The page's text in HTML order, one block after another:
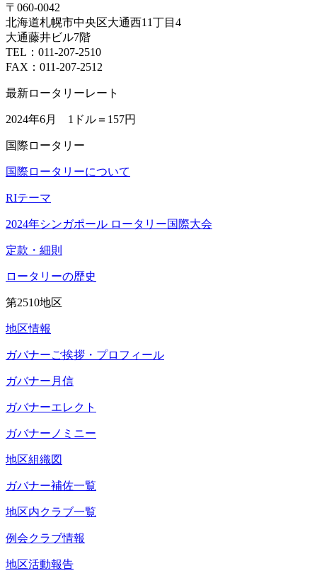
〒060-0042
北海道札幌市中央区大通西11丁目4
大通藤井ビル7階
TEL：011-207-2510
FAX：011-207-2512
最新ロータリーレート
2024年6月 1ドル＝ 157円
国際ロータリー
国際ロータリーについて
RIテーマ
2024年シンガポール ロータリー国際大会
定款・細則
ロータリーの歴史
第2510地区
地区情報
ガバナーご挨拶・プロフィール
ガバナー月信
ガバナーエレクト
ガバナーノミニー
地区組織図
ガバナー補佐一覧
地区内クラブ一覧
例会クラブ情報
地区活動報告